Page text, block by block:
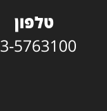
טלפון
5763100